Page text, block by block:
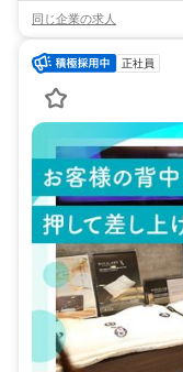
同じ企業の求人
正社員